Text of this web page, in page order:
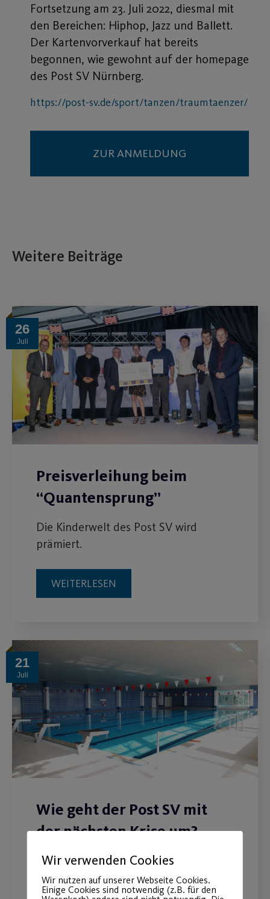
Fortsetzung am 23. Juli 2022, diesmal mit
den Bereichen: Hiphop, Jazz und Ballett.
Der Kartenvorverkauf hat bereits
begonnen, wie gewohnt auf der homepage
des Post SV Nürnberg.
https://post-sv.de/sport/tanzen/traumtaenzer/
ZUR ANMELDUNG
Weitere Beiträge
26
Juli
Preisverleihung beim
“Quantensprung”
Die Kinderwelt des Post SV wird
prämiert.
WEITERLESEN
21
Juli
Wie geht der Post SV mit
der nächsten Krise um?
Vorstandsbericht zur aktuellen
Situation.
Wir verwenden Cookies
Wir nutzen auf unserer Webseite Cookies.
Einige Cookies sind notwendig (z.B. für den